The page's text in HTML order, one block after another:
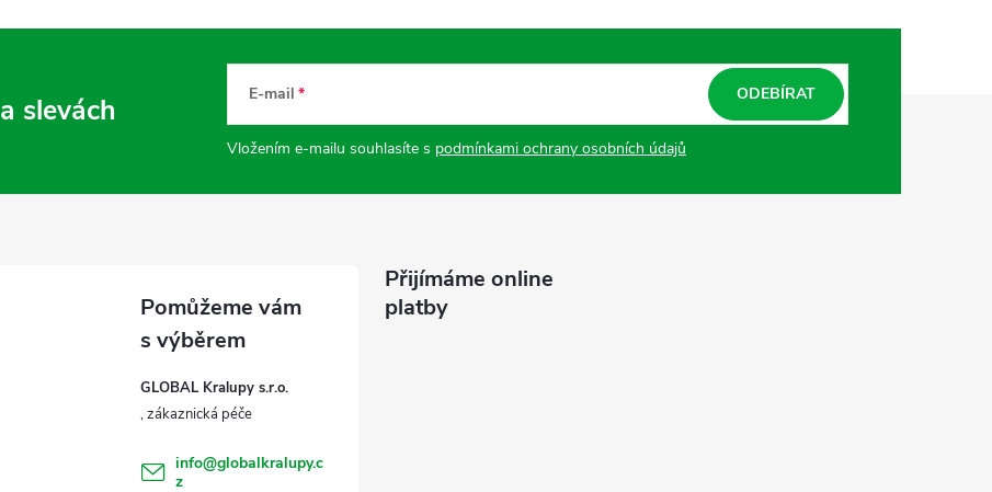
a slevách E-mail
Vložením e-mailu souhlasíte s podmínkami ochrany osobních údajů
ODEBÍRAT
GLOBAL Kralupy s.r.o.
info@globalkralupy.c
z
Přijímáme online
platby